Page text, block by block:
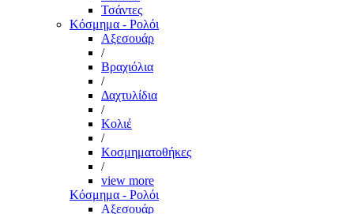
Τσάντες
Κόσμημα - Ρολόι
Αξεσουάρ
/
Βραχιόλια
/
Δαχτυλίδια
/
Κολιέ
/
Κοσμηματοθήκες
/
view more
Κόσμημα - Ρολόι
Αξεσουάρ